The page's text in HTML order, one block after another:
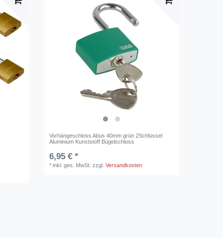
Vorhängeschloss Abus 40mm grün 2Schlüssel
Aluminium Kunststoff Bügelschloss
6,95 € *
*inkl. ges. MwSt. zzgl.Versandkosten